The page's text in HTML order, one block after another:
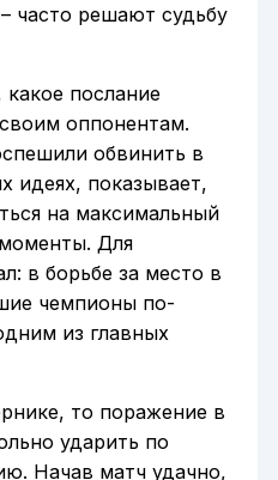
часто решают судьбу
послание
оппонентам.
обвинить в
идеях, показывает,
на максимальный
Для
в борьбе за место в
чемпионы по-
из главных
то поражение в
ударить по
Начав матч удачно,